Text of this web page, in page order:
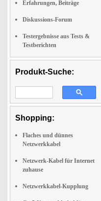
Erfahrungen, Beiträge
Diskussions-Forum
Testergebnisse aus Tests &
Testberichten
Produkt-Suche:
Shopping:
Flaches und dünnes
Netzwerkkabel
Netzwerk-Kabel für Internet
zuhause
Netzwerkkabel-Kupplung